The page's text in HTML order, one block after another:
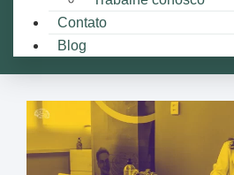
Contato
Blog